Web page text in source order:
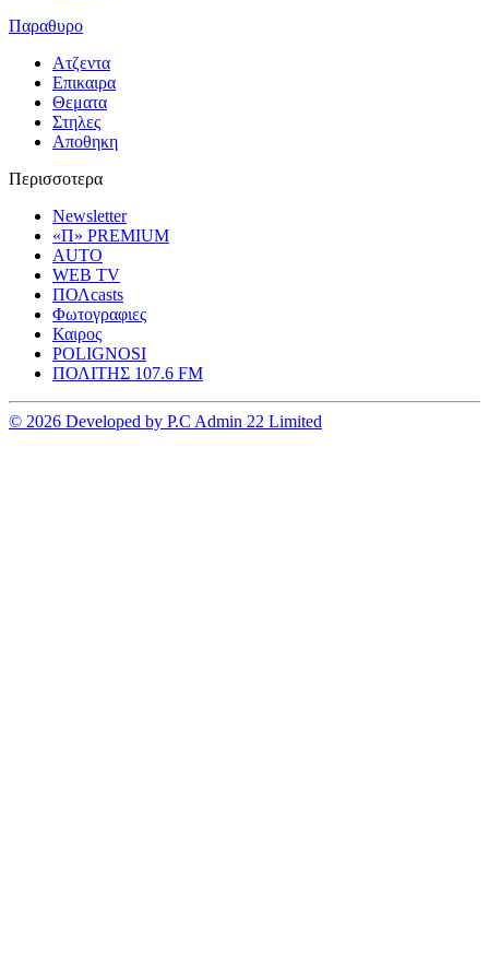
Παραθυρο
Ατζεντα
Επικαιρα
Θεματα
Στηλες
Αποθηκη
Περισσοτερα
Newsletter
«Π» PREMIUM
AUTO
WEB TV
ΠΟΛcasts
Φωτογραφιες
Καιρος
POLIGNOSI
ΠΟΛΙΤΗΣ 107.6 FM
© 2026 Developed by P.C Admin 22 Limited